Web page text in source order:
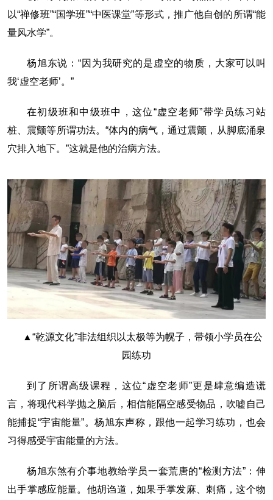
以“禅修班”“国学班”“中医课堂”等形式，推广他自创的所谓“能
量风水学”。
杨旭东说：“因为我研究的是虚空的物质，大家可以叫
我‘虚空老师’。”
在初级班和中级班中，这位“虚空老师”带学员练习站
桩、震颤等所谓功法。“体内的病气，通过震颤，从脚底涌泉
穴排入地下。”这就是他的治病方法。
▲“乾源文化”非法组织以太极等为幌子，带领小学员在公
园练功
到了所谓高级课程，这位“虚空老师”更是肆意编造谎
言，将现代科学抛之脑后，相信能隔空感受物品，吹嘘自己
能捕捉“宇宙能量”。杨旭东声称，跟他一起学习练功，也会
习得感受宇宙能量的方法。
杨旭东煞有介事地教给学员一套荒唐的“检测方法”：伸
出手掌感应能量。他胡诌道，如果手掌发麻、刺痛，这个物